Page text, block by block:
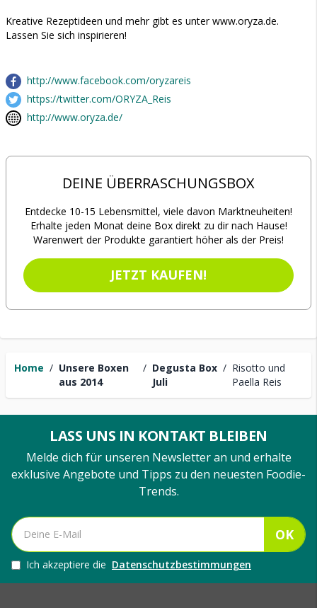
Home / Unsere Boxen
aus 2014
/ Degusta Box
Juli
/ Risotto und
Paella Reis
Kreative Rezeptideen und mehr gibt es unter www.oryza.de.
Lassen Sie sich inspirieren!
http://www.facebook.com/oryzareis
https://twitter.com/ORYZA_Reis
http://www.oryza.de/
DEINE ÜBERRASCHUNGSBOX
Entdecke 10-15 Lebensmittel, viele davon Marktneuheiten!
Erhalte jeden Monat deine Box direkt zu dir nach Hause!
Warenwert der Produkte garantiert höher als der Preis!
JETZT KAUFEN!
LASS UNS IN KONTAKT BLEIBEN
Melde dich für unseren Newsletter an und erhalte
exklusive Angebote und Tipps zu den neuesten Foodie-
Trends.
OK
Ich akzeptiere die Datenschutzbestimmungen